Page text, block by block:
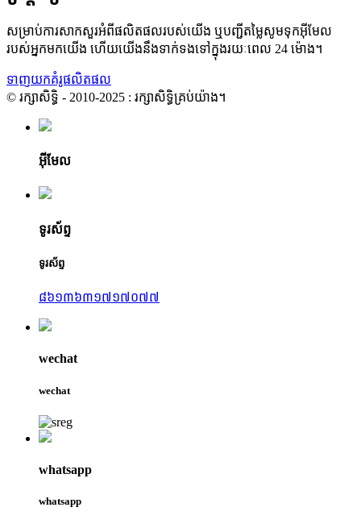
សម្រាប់ការសាកសួរអំពីផលិតផលរបស់យើង ឬបញ្ជីតម្លៃសូមទុកអ៊ីមែល
របស់អ្នកមកយើង ហើយយើងនឹងទាក់ទងទៅក្នុងរយៈពេល 24 ម៉ោង។
ទាញយកគំរូផលិតផល
© រក្សាសិទ្ធិ - 2010-2025 : រក្សាសិទ្ធិគ្រប់យ៉ាង។
អ៊ីមែល
ទូរស័ព្ទ
ទូរស័ព្ទ
៨៦១៣៦៣១៧១៧០៧៧
wechat
wechat
whatsapp
whatsapp